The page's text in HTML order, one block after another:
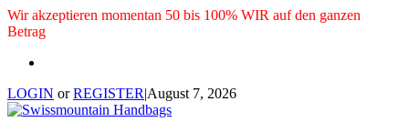
Wir akzeptieren momentan 50 bis 100% WIR auf den ganzen
Betrag
LOGIN orREGISTER|August 7, 2026